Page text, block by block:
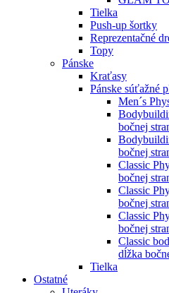
Tielka
Push-up šortky
Reprezentačné
Topy
Pánske
Kraťasy
Pánske súťažné
Men´s
bočnej
bočnej
Classic
bočnej
Classic
bočnej
Classic
bočnej
Classic
dĺžka
Tielka
Ostatné